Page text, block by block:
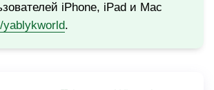
iPhone, iPad и Mac
yablykworld.